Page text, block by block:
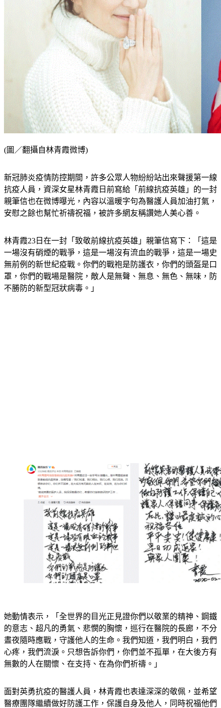
(圖／翻攝自林青霞微博)
新冠肺炎疫情防控期間，許多公眾人物紛紛站出來聲援第一線
抗疫人員，資深女星林青霞日前寫給「前線抗疫英雄」的一封
親筆信也在微博曝光，內容以溫暖字句為醫護人員加油打氣，
安慰之餘也幫忙祈禱祝福，被許多網友稱讚她人美心善。
林青霞23日在一封「致敬前線抗疫英雄」親筆信寫下：「這是
一場沒有硝煙的戰爭，這是一場沒有流血的戰爭，這是一場史
無前例的新世紀疫戰。你們的戰袍是防護衣，你們的頭盔是口
罩，你們的戰場是醫院，敵人是無聲、無息、無色、無味，防
不勝防的新型冠狀病毒。」
她動情表示，「全世界的目光正見證你們以敬業的精神、鋼鐵
的意志、超凡的勇氣、悲憫的胸懷，巡行在醫院的長廊，不分
晝夜隨時應戰，守護他人的生命。我們知道，我們明白，我們
心疼，我們流淚。只想告訴你們，你們並不孤單，在大後方有
無數的人在關懷、在支持、在為你們祈禱。」
面對英勇抗疫的醫護人員，林青霞也表達深深的敬佩，並希望
醫療團隊繼續做好防護工作，保護自身及他人，同時祝福他們